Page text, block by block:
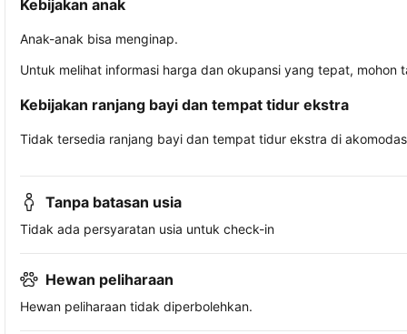
Kebijakan anak
Anak-anak bisa menginap.
Untuk melihat informasi harga dan okupansi yang tepat,
Kebijakan ranjang bayi dan tempat tidur ekstra
Tidak tersedia ranjang bayi dan tempat tidur ekstra di
Tanpa batasan usia
Tidak ada persyaratan usia untuk check-in
Hewan peliharaan
Hewan peliharaan tidak diperbolehkan.